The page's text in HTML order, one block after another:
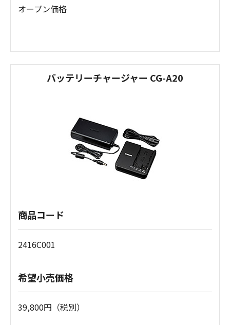
オープン価格
バッテリーチャージャー CG-A20
商品コード
2416C001
希望小売価格
39,800円（税別）